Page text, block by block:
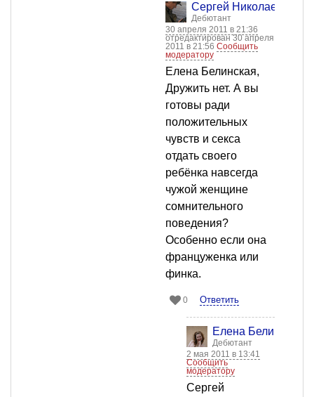
Сергей Николаевич
Дебютант
30 апреля 2011 в 21:36
отредактирован 30 апреля
2011 в 21:56 Сообщить
модератору
Елена Белинская,
Дружить нет. А вы
готовы ради
положительных
чувств и секса
отдать своего
ребёнка навсегда
чужой женщине
сомнительного
поведения?
Особенно если она
француженка или
финка.
0 Ответить
Елена Белинская
Дебютант
2 мая 2011 в 13:41
Сообщить
модератору
Сергей